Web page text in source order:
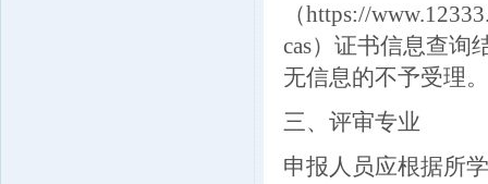
（https://
cas）证书信息查询
无信息的不予受理。
三、评审专业
申报人员应根据所